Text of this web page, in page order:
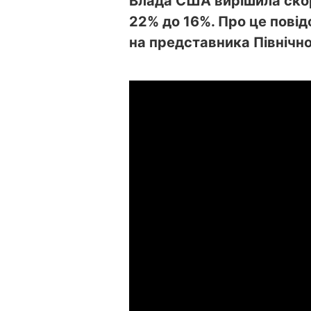
22% до 16%. Про це
на представника